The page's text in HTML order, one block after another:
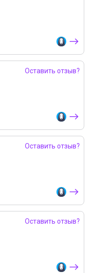
Оставить отзыв?
Оставить отзыв?
Оставить отзыв?